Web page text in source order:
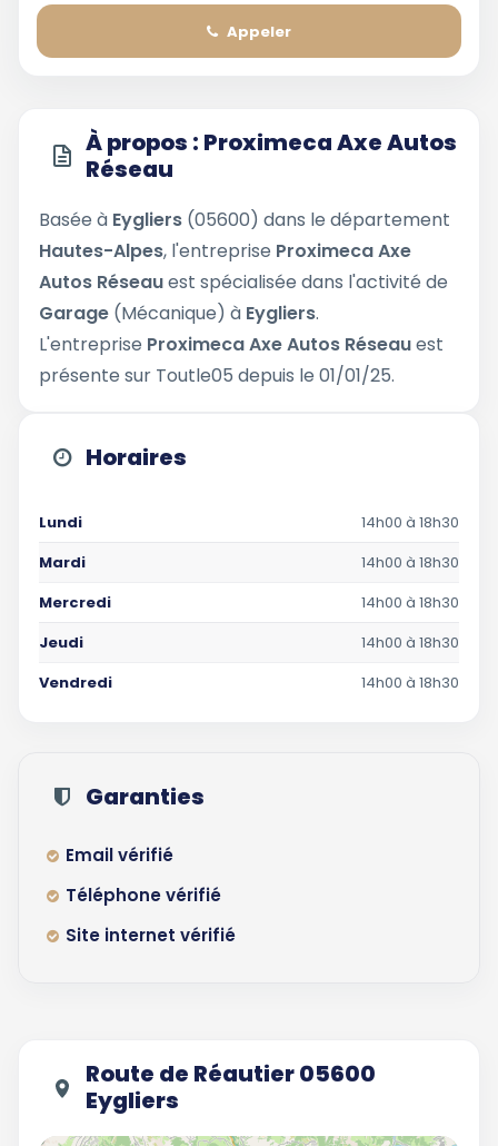
Appeler
À propos : Proximeca Axe Autos
Réseau
Basée à Eygliers (05600) dans le département
Hautes-Alpes, l'entreprise Proximeca Axe
Autos Réseauest spécialisée dans l'activité de
Garage (Mécanique) à Eygliers.
L'entreprise Proximeca Axe Autos Réseauest
présente sur Toutle05 depuis le 01/01/25.
Horaires
Lundi
14h00 à 18h30
Mardi
14h00 à 18h30
Mercredi
14h00 à 18h30
Jeudi
14h00 à 18h30
Vendredi
14h00 à 18h30
Garanties
Email vérifié
Téléphone vérifié
Site internet vérifié
Route de Réautier 05600
Eygliers